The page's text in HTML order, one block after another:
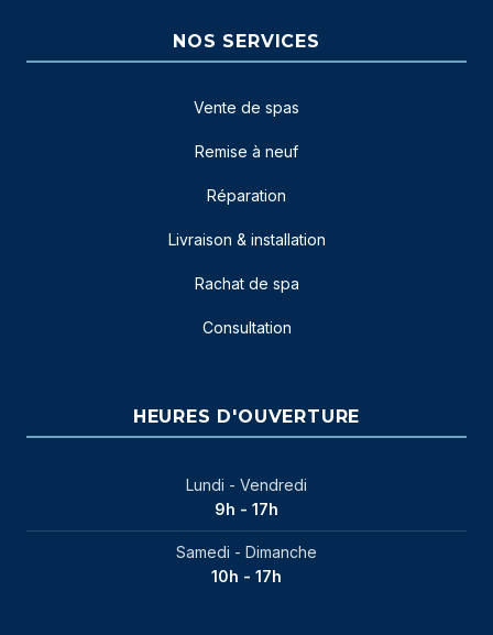
NOS SERVICES
Vente de spas
Remise à neuf
Réparation
Livraison & installation
Rachat de spa
Consultation
HEURES D'OUVERTURE
Lundi - Vendredi
9h - 17h
Samedi - Dimanche
10h - 17h